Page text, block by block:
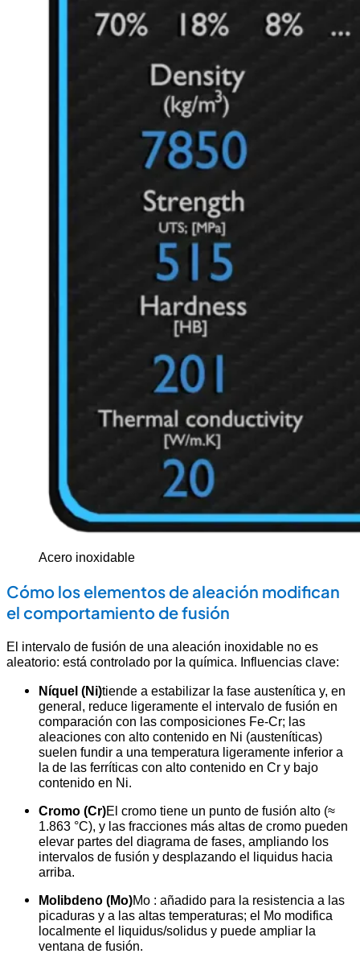
Acero inoxidable
Cómo los elementos de aleación modifican
el comportamiento de fusión
El intervalo de fusión de una aleación inoxidable no es
aleatorio: está controlado por la química. Influencias clave:
Níquel (Ni)tiende a estabilizar la fase austenítica y, en
general, reduce ligeramente el intervalo de fusión en
comparación con las composiciones Fe-Cr; las
aleaciones con alto contenido en Ni (austeníticas)
suelen fundir a una temperatura ligeramente inferior a
la de las ferríticas con alto contenido en Cr y bajo
contenido en Ni.
Cromo (Cr)El cromo tiene un punto de fusión alto (≈
1.863 °C), y las fracciones más altas de cromo pueden
elevar partes del diagrama de fases, ampliando los
intervalos de fusión y desplazando el liquidus hacia
arriba.
Molibdeno (Mo)Mo : añadido para la resistencia a las
picaduras y a las altas temperaturas; el Mo modifica
localmente el liquidus/solidus y puede ampliar la
ventana de fusión.